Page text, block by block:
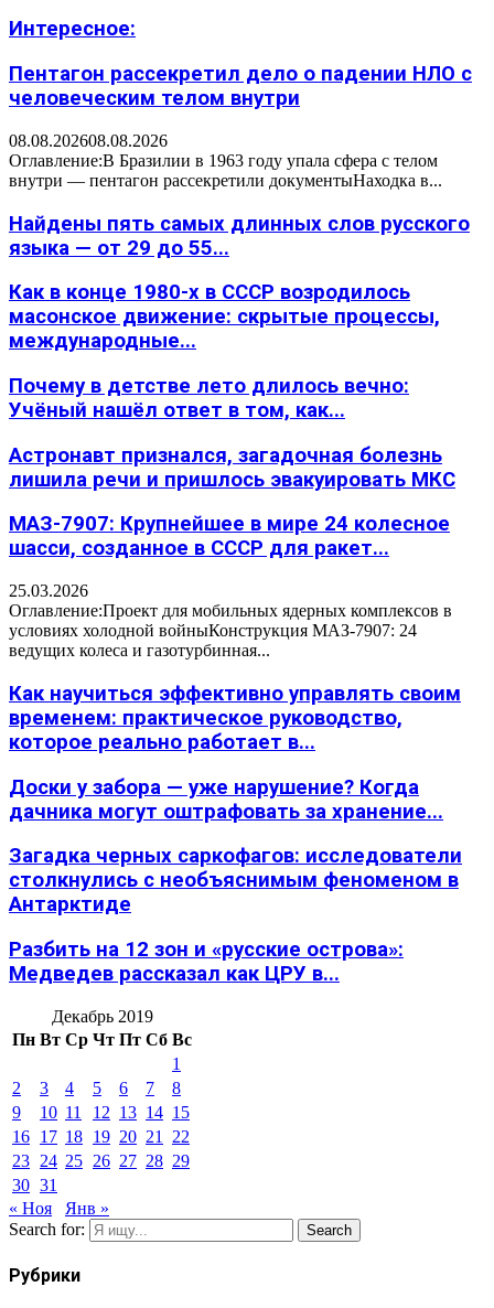
Интересное:
Пентагон рассекретил дело о падении НЛО с
человеческим телом внутри
08.08.202608.08.2026
Оглавление:В Бразилии в 1963 году упала сфера с телом
внутри — пентагон рассекретили документыНаходка в...
Найдены пять самых длинных слов русского
языка — от 29 до 55...
Как в конце 1980-х в СССР возродилось
масонское движение: скрытые процессы,
международные...
Почему в детстве лето длилось вечно:
Учёный нашёл ответ в том, как...
Астронавт признался, загадочная болезнь
лишила речи и пришлось эвакуировать МКС
МАЗ-7907: Крупнейшее в мире 24 колесное
шасси, созданное в СССР для ракет...
25.03.2026
Оглавление:Проект для мобильных ядерных комплексов в
условиях холодной войныКонструкция МАЗ-7907: 24
ведущих колеса и газотурбинная...
Как научиться эффективно управлять своим
временем: практическое руководство,
которое реально работает в...
Доски у забора — уже нарушение? Когда
дачника могут оштрафовать за хранение...
Загадка черных саркофагов: исследователи
столкнулись с необъяснимым феноменом в
Антарктиде
Разбить на 12 зон и «русские острова»:
Медведев рассказал как ЦРУ в...
Декабрь 2019
Пн Вт Ср Чт Пт Сб Вс
1
2
3 4 5 6 7
8
9
10 11 12 13 14 15
16 17 18 19 20 21
22
23 24 25 26 27 28 29
30 31
« Ноя
Янв »
Search for:
Search
Рубрики